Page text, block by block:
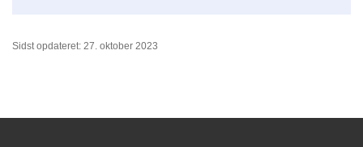
Sidst opdateret: 27. oktober 2023